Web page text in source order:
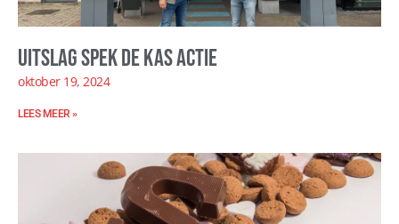
Uitslag Spek de kas actie
oktober 19, 2024
LEES MEER »